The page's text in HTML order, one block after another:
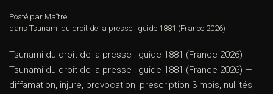
Posté par Maître
dans Tsunami du droit de la presse : guide 1881 (France 2026)
Tsunami du droit de la presse : guide 1881 (France 2026)
Tsunami du droit de la presse : guide 1881 (France 2026) —
diffamation, injure, provocation, prescription 3 mois, nullités,